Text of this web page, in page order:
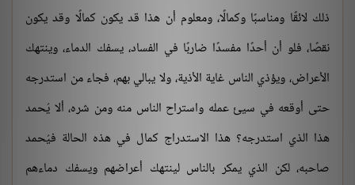
ذلك لائقًا ومناسبًا وكمالًا، ومعلوم أن هذا قد يكون كمالًا وقد يكون
نقصًا، فلو أن أحدًا مفسدًا ضاربًا في الفساد، يسفك الدماء، وينتهك
الأعراض، ويؤذي الناس غاية الأذية، ولا يبالي بهم، فجاء من استدرجه
حتى أوقعه في سيئ عمله واستراح الناس منه ومن شره، ألا يُحمد
هذا الذي استدرجه؟ هذا الاستدراج كمال في هذه الحالة فيُحمد
صاحبه، لكن الذي يمكر بالناس لينتهك أعراضهم ويسفك دماءهم